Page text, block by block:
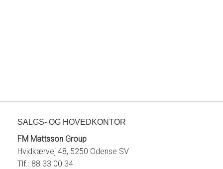
SALGS- OG HOVEDKONTOR
FM Mattsson Group
Hvidkærvej 48, 5250 Odense SV
Tlf.: 88 33 00 34